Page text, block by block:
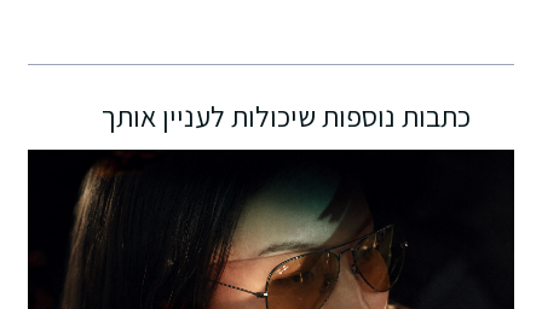
כתבות נוספות שיכולות לעניין אותך